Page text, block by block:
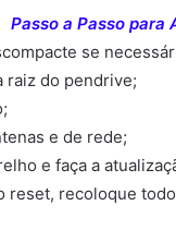
Passo a Passo para
se
raiz do pendrive;
e de rede;
e faça a
reset, recoloque